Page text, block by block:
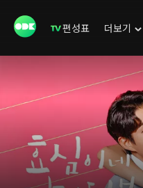
편성표 더보기